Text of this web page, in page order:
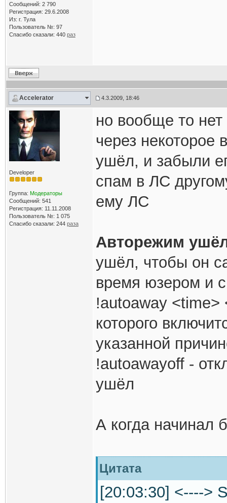
Сообщений: 2 790
Регистрация: 29.6.2008
Из: г. Тула
Пользователь №: 97
Спасибо сказали: 440 раз
Accelerator 4.3.2009, 18:46
Developer
Группа: Модераторы
Сообщений: 541
Регистрация: 11.11.2008
Пользователь №: 1 075
Спасибо сказали: 244 раза
но вообще то нет
через некоторое
ушёл, и забыли
спам в ЛС
ему ЛС
Авторежим
ушёл, чтобы он
время юзером и
!autoaway <time>
которого
указанной
!autoawayoff -
ушёл
А когда начинал
Цитата
[20:03:30] <---->